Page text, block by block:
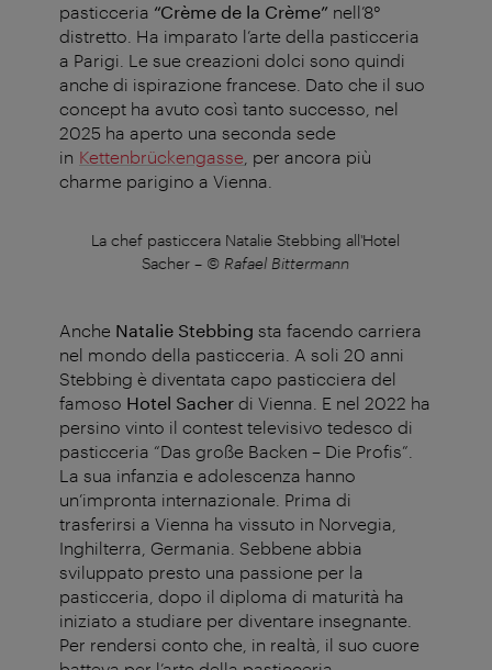
pasticceria “Crème de la Crème” nell’8°
distretto. Ha imparato l’arte della pasticceria
a Parigi. Le sue creazioni dolci sono quindi
anche di ispirazione francese. Dato che il suo
concept ha avuto così tanto successo, nel
2025 ha aperto una seconda sede
in Kettenbrückengasse , per ancora più
charme parigino a Vienna.
La chef pasticcera Natalie Stebbing all'Hotel
Sacher – © Rafael Bittermann
Anche Natalie Stebbing sta facendo carriera
nel mondo della pasticceria. A soli 20 anni
Stebbing è diventata capo pasticciera del
famoso Hotel Sacher di Vienna. E nel 2022 ha
persino vinto il contest televisivo tedesco di
pasticceria “Das große Backen – Die Profis”.
La sua infanzia e adolescenza hanno
un’impronta internazionale. Prima di
trasferirsi a Vienna ha vissuto in Norvegia,
Inghilterra, Germania. Sebbene abbia
sviluppato presto una passione per la
pasticceria, dopo il diploma di maturità ha
iniziato a studiare per diventare insegnante.
Per rendersi conto che, in realtà, il suo cuore